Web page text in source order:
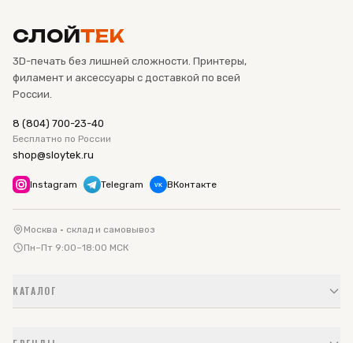
СЛОЙТЕК
3D-печать без лишней сложности. Принтеры,
филамент и аксессуары с доставкой по всей
России.
8 (804) 700-23-40
Бесплатно по России
shop@sloytek.ru
Instagram Telegram VK ВКонтакте
Москва · склад и самовывоз
Пн–Пт 9:00–18:00 МСК
КАТАЛОГ